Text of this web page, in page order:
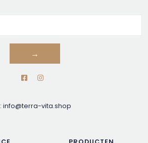
→
info@terra-vita.shop